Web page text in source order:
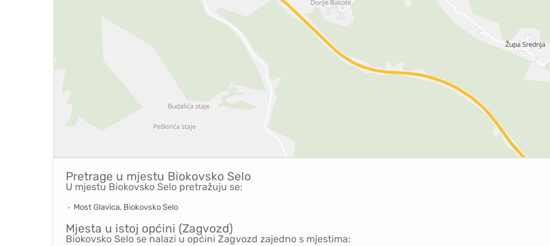
Pretrage u mjestu Biokovsko Selo
U mjestu Biokovsko Selo pretražuju se:
Most Glavica, Biokovsko Selo
Mjesta u istoj općini (Zagvozd)
Biokovsko Selo se nalazi u općini Zagvozd zajedno s mjestima: